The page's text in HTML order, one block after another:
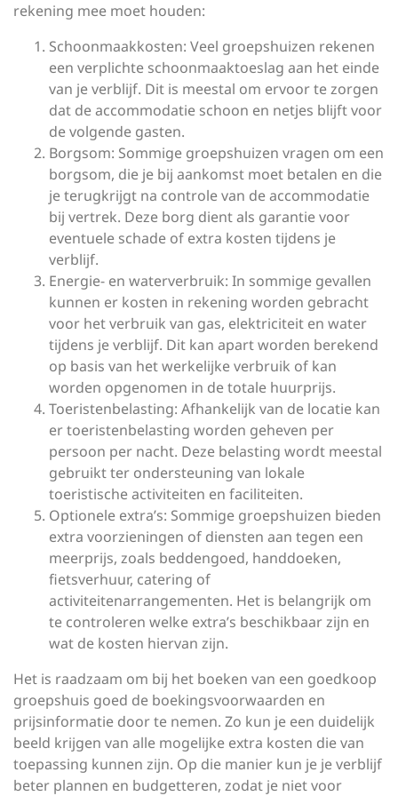
rekening mee moet houden:
Schoonmaakkosten: Veel groepshuizen rekenen
een verplichte schoonmaaktoeslag aan het einde
van je verblijf. Dit is meestal om ervoor te zorgen
dat de accommodatie schoon en netjes blijft voor
de volgende gasten.
Borgsom: Sommige groepshuizen vragen om een
borgsom, die je bij aankomst moet betalen en die
je terugkrijgt na controle van de accommodatie
bij vertrek. Deze borg dient als garantie voor
eventuele schade of extra kosten tijdens je
verblijf.
Energie- en waterverbruik: In sommige gevallen
kunnen er kosten in rekening worden gebracht
voor het verbruik van gas, elektriciteit en water
tijdens je verblijf. Dit kan apart worden berekend
op basis van het werkelijke verbruik of kan
worden opgenomen in de totale huurprijs.
Toeristenbelasting: Afhankelijk van de locatie kan
er toeristenbelasting worden geheven per
persoon per nacht. Deze belasting wordt meestal
gebruikt ter ondersteuning van lokale
toeristische activiteiten en faciliteiten.
Optionele extra’s: Sommige groepshuizen bieden
extra voorzieningen of diensten aan tegen een
meerprijs, zoals beddengoed, handdoeken,
fietsverhuur, catering of
activiteitenarrangementen. Het is belangrijk om
te controleren welke extra’s beschikbaar zijn en
wat de kosten hiervan zijn.
Het is raadzaam om bij het boeken van een goedkoop
groepshuis goed de boekingsvoorwaarden en
prijsinformatie door te nemen. Zo kun je een duidelijk
beeld krijgen van alle mogelijke extra kosten die van
toepassing kunnen zijn. Op die manier kun je je verblijf
beter plannen en budgetteren, zodat je niet voor